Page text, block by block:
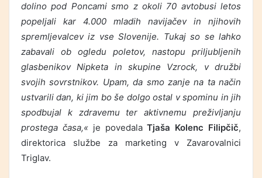
dolino pod Poncami smo z okoli 70 avtobusi letos
popeljali kar 4.000 mladih navijačev in njihovih
spremljevalcev iz vse Slovenije. Tukaj so se lahko
zabavali ob ogledu poletov, nastopu priljubljenih
glasbenikov Nipketa in skupine Vzrock, v družbi
svojih sovrstnikov. Upam, da smo zanje na ta način
ustvarili dan, ki jim bo še dolgo ostal v spominu in jih
spodbujal k zdravemu ter aktivnemu preživljanju
prostega časa,« je povedalaTjaša Kolenc Filipčič,
direktorica službe za marketing v Zavarovalnici
Triglav.